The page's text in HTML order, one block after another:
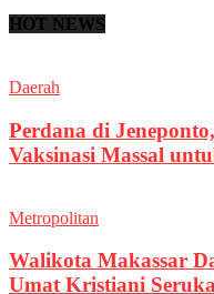
HOT NEWS
Daerah
Perdana di
Vaksinasi Massal
Metropolitan
Walikota Makassar
Umat Kristiani